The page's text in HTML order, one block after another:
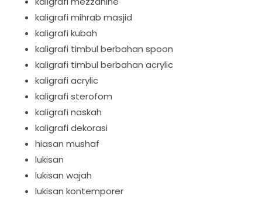
kaligrafi mihrab masjid
kaligrafi kubah
kaligrafi timbul berbahan spoon
kaligrafi timbul berbahan acrylic
kaligrafi acrylic
kaligrafi sterofom
kaligrafi naskah
kaligrafi dekorasi
hiasan mushaf
lukisan
lukisan wajah
lukisan kontemporer